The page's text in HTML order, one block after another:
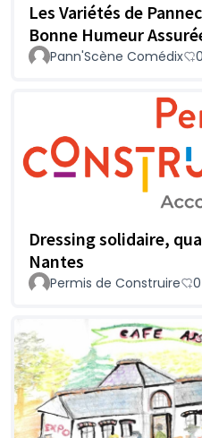
Les Variétés de
Bonne Humeur
Pann'Scène Comédix 0
Dressing solidaire,
Nantes
Permis de Construire 0